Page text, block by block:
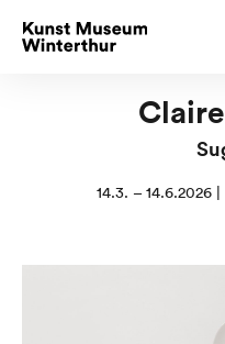
14.3. – 14.6.2026